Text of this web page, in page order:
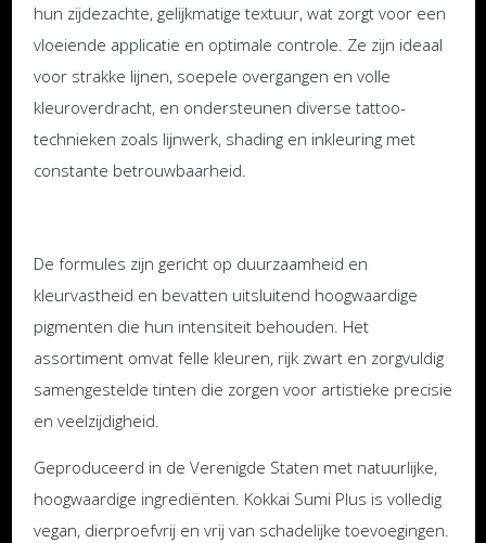
hun zijdezachte, gelijkmatige textuur, wat zorgt voor een
vloeiende applicatie en optimale controle. Ze zijn ideaal
voor strakke lijnen, soepele overgangen en volle
kleuroverdracht, en ondersteunen diverse tattoo-
technieken zoals lijnwerk, shading en inkleuring met
constante betrouwbaarheid.
De formules zijn gericht op duurzaamheid en
kleurvastheid en bevatten uitsluitend hoogwaardige
pigmenten die hun intensiteit behouden. Het
assortiment omvat felle kleuren, rijk zwart en zorgvuldig
samengestelde tinten die zorgen voor artistieke precisie
en veelzijdigheid.
Geproduceerd in de Verenigde Staten met natuurlijke,
hoogwaardige ingrediënten. Kokkai Sumi Plus is volledig
vegan, dierproefvrij en vrij van schadelijke toevoegingen.